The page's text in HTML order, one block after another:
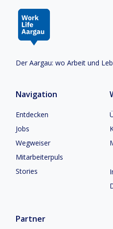
Der Aargau: wo Arbeit und
Navigation
Entdecken
Jobs
Wegweiser
Mitarbeiterpuls
Stories
Partner